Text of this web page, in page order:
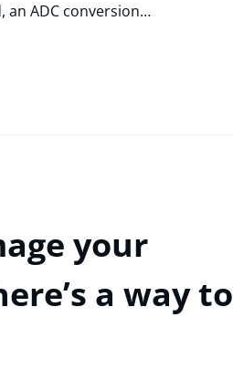
an ADC conversion…
your
a way to